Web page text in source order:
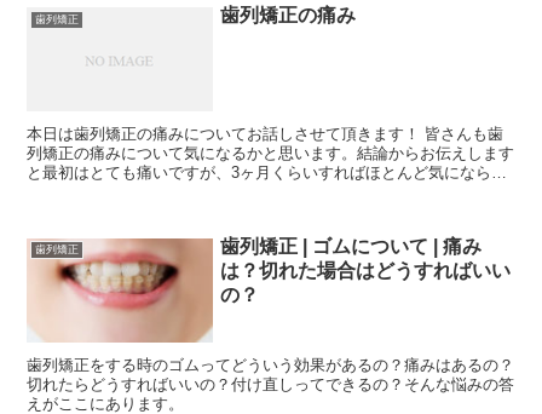
歯列矯正 歯列矯正の痛み
本日は歯列矯正の痛みについてお話しさせて頂きます！ 皆さんも歯
列矯正の痛みについて気になるかと思います。結論からお伝えします
と最初はとても痛いですが、3ヶ月くらいすればほとんど気にならな
歯列矯正
歯列矯正 | ゴムについて | 痛み
は？切れた場合はどうすればいい
の？
歯列矯正をする時のゴムってどういう効果があるの？痛みはあるの？
切れたらどうすればいいの？付け直しってできるの？そんな悩みの答
えがここにあります。